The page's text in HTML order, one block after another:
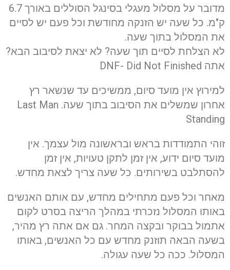
מדובר על מסלול מעגלי בסינגל הסוללים באורך 6.7
ק"מ. כל שעה יש הזנקה מחודשת וכל פעם יש לסיים
את המסלול בתוך שעה.
לא הצלחת לסיים תוך שעה? לא יצאת לסיבוב הבא?
אתה DNF- Did Not Finished
למירוץ אין מועד סיום, ממשיכים עד שנשאר רץ
אחרון שמשלים את הסיבוב בתוך שעה. Last Man
Standing
זוהי התמודדות בראש ובראשונה מול עצמך. אין
מועד סיום ידוע, אין זמן לתקן טעויות, אין זמן
להסתלבט בשירותים. כל שעה צריך לצאת מחדש.
מאחר וכל פעם מתחילים מחדש, עם אותם האנשים
באותו המסלול נזכרתי במהלך הריצה בסרט לקום
אתמול בבוקר ובקצה המחר. גם אם אתה רץ מהיר,
בשעה הבאה תוזנק מחדש עם כל האנשים, באותו
המסלול. ככה כל שעה עגולה.